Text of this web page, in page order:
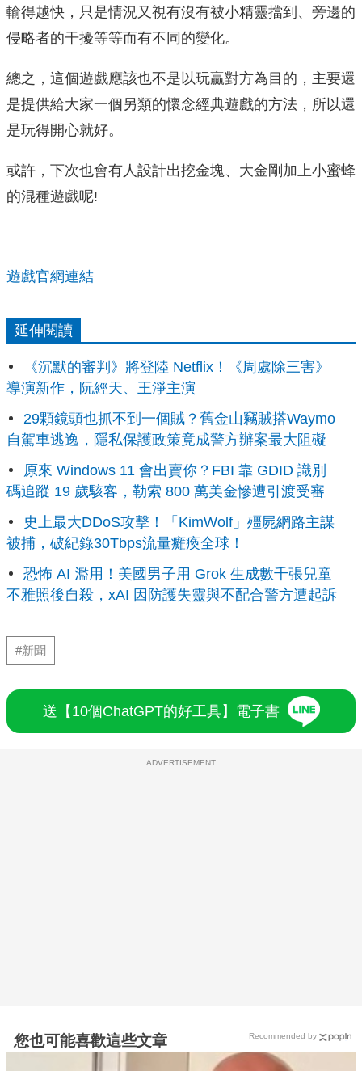
輸得越快，只是情況又視有沒有被小精靈擋到、旁邊的
侵略者的干擾等等而有不同的變化。
總之，這個遊戲應該也不是以玩贏對方為目的，主要還
是提供給大家一個另類的懷念經典遊戲的方法，所以還
是玩得開心就好。
或許，下次也會有人設計出挖金塊、大金剛加上小蜜蜂
的混種遊戲呢!
遊戲官網連結
延伸閱讀
《沉默的審判》將登陸 Netflix！《周處除三害》
導演新作，阮經天、王淨主演
29顆鏡頭也抓不到一個賊？舊金山竊賊搭Waymo
自駕車逃逸，隱私保護政策竟成警方辦案最大阻礙
原來 Windows 11 會出賣你？FBI 靠 GDID 識別
碼追蹤 19 歲駭客，勒索 800 萬美金慘遭引渡受審
史上最大DDoS攻擊！「KimWolf」殭屍網路主謀
被捕，破紀錄30Tbps流量癱瘓全球！
恐怖 AI 濫用！美國男子用 Grok 生成數千張兒童
不雅照後自殺，xAI 因防護失靈與不配合警方遭起訴
#新聞
送【10個ChatGPT的好工具】電子書
ADVERTISEMENT
您也可能喜歡這些文章 Recommended by